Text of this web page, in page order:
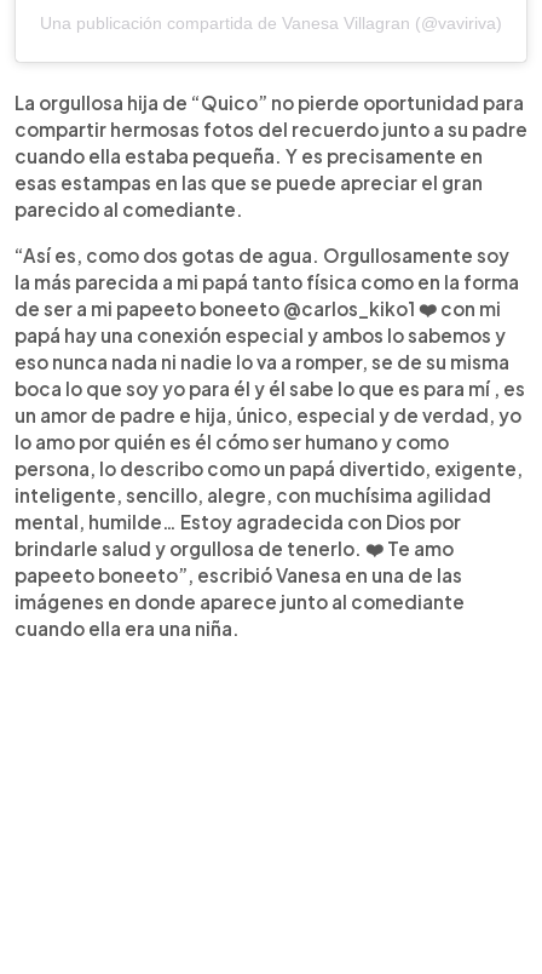
Una publicación compartida de Vanesa Villagran (@vaviriva)
La orgullosa hija de “Quico” no pierde oportunidad para
compartir hermosas fotos del recuerdo junto a su padre
cuando ella estaba pequeña. Y es precisamente en
esas estampas en las que se puede apreciar el gran
parecido al comediante.
“Así es, como dos gotas de agua. Orgullosamente soy
la más parecida a mi papá tanto física como en la forma
de ser a mi papeeto boneeto @carlos_kiko1 ❤️ con mi
papá hay una conexión especial y ambos lo sabemos y
eso nunca nada ni nadie lo va a romper, se de su misma
boca lo que soy yo para él y él sabe lo que es para mí , es
un amor de padre e hija, único, especial y de verdad, yo
lo amo por quién es él cómo ser humano y como
persona, lo describo como un papá divertido, exigente,
inteligente, sencillo, alegre, con muchísima agilidad
mental, humilde… Estoy agradecida con Dios por
brindarle salud y orgullosa de tenerlo. ❤️ Te amo
papeeto boneeto”, escribió Vanesa en una de las
imágenes en donde aparece junto al comediante
cuando ella era una niña.